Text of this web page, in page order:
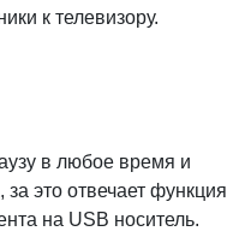
к телевизору.
в любое время и
это отвечает функция
на USB носитель.